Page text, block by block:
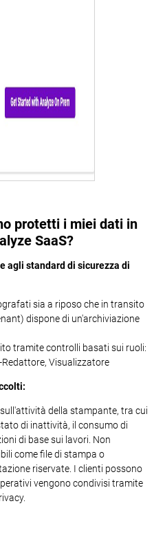
protetti i miei dati in
SaaS?
agli standard di sicurezza di
sia a riposo che in transito
dispone di un'archiviazione
tramite controlli basati sui ruoli:
Visualizzatore
della stampante, tra cui
di inattività, il consumo di
di base sui lavori. Non
come file di stampa o
riservate. I clienti possono
vengono condivisi tramite